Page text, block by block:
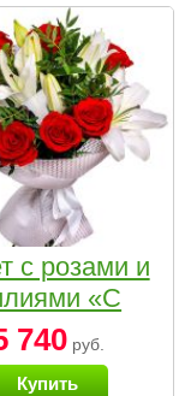
с розами и
«С
740руб.
Купить